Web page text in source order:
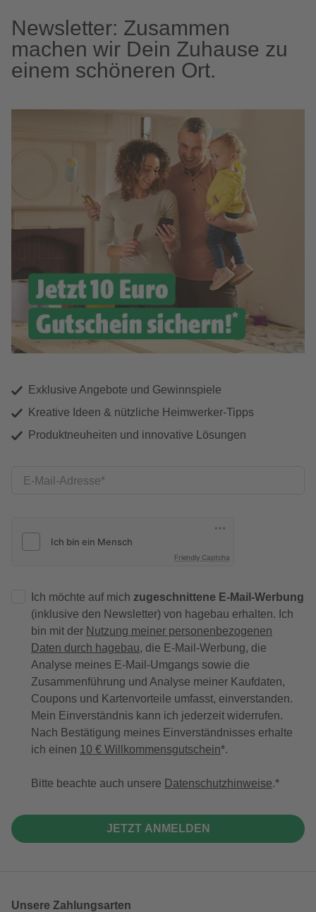
Newsletter: Zusammen
machen wir Dein Zuhause zu
einem schöneren Ort.
Exklusive Angebote und Gewinnspiele
Kreative Ideen & nützliche Heimwerker-Tipps
Produktneuheiten und innovative Lösungen
E-Mail-Adresse
Friendly Captcha
Ich möchte auf mich zugeschnittene E-Mail-Werbung
(inklusive den Newsletter) von hagebau erhalten. Ich
bin mit der Nutzung meiner personenbezogenen
Daten durch hagebau, die E-Mail-Werbung, die
Analyse meines E-Mail-Umgangs sowie die
Zusammenführung und Analyse meiner Kaufdaten,
Coupons und Kartenvorteile umfasst, einverstanden.
Mein Einverständnis kann ich jederzeit widerrufen.
Nach Bestätigung meines Einverständnisses erhalte
ich einen 10 € Willkommensgutschein*.
Bitte beachte auch unsere Datenschutzhinweise.
JETZT ANMELDEN
Unsere Zahlungsarten